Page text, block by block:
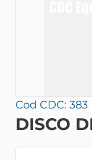
Cod CDC: 383
DISCO